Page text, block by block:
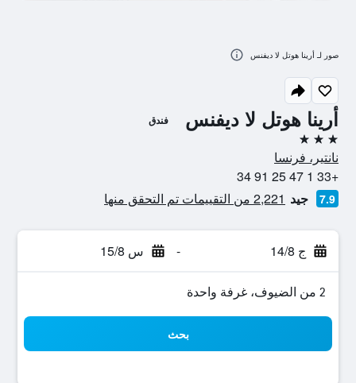
أرينا هوتل لا ديفنس فندق
3 نجوم
نانتير، فرنسا
+33 1 47 25 91 34
7.9 جيد 2,221 من التقييمات تم التحقق منها
ج 14/8 - س 15/8
2 من الضيوف، غرفة واحدة
بحث
صور لـ أرينا هوتل لا ديفنس